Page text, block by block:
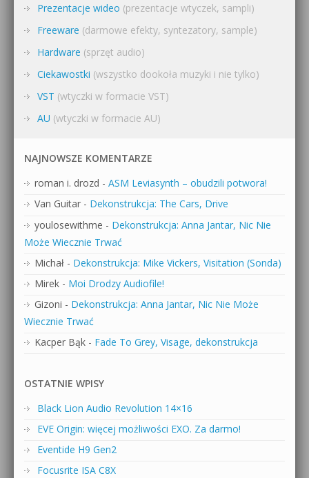
Prezentacje wideo (prezentacje wtyczek, sampli)
Freeware (darmowe efekty, syntezatory, sample)
Hardware (sprzęt audio)
Ciekawostki (wszystko dookoła muzyki i nie tylko)
VST (wtyczki w formacie VST)
AU (wtyczki w formacie AU)
NAJNOWSZE KOMENTARZE
roman i. drozd - ASM Leviasynth – obudzili potwora!
Van Guitar - Dekonstrukcja: The Cars, Drive
youlosewithme - Dekonstrukcja: Anna Jantar, Nic Nie
Może Wiecznie Trwać
Michał - Dekonstrukcja: Mike Vickers, Visitation (Sonda)
Mirek - Moi Drodzy Audiofile!
Gizoni - Dekonstrukcja: Anna Jantar, Nic Nie Może
Wiecznie Trwać
Kacper Bąk - Fade To Grey, Visage, dekonstrukcja
OSTATNIE WPISY
Black Lion Audio Revolution 14×16
EVE Origin: więcej możliwości EXO. Za darmo!
Eventide H9 Gen2
Focusrite ISA C8X